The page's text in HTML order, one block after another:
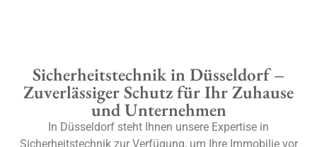
Sicherheitstechnik in Düsseldorf –
Zuverlässiger Schutz für Ihr Zuhause
und Unternehmen
In Düsseldorf steht Ihnen unsere Expertise in
Sicherheitstechnik zur Verfügung, um Ihre Immobilie vor